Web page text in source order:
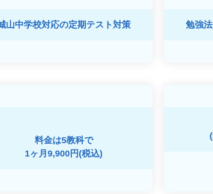
山中学校対応の定期テスト対策 勉強
料金は5教科で
1ヶ月9,900円(税込)